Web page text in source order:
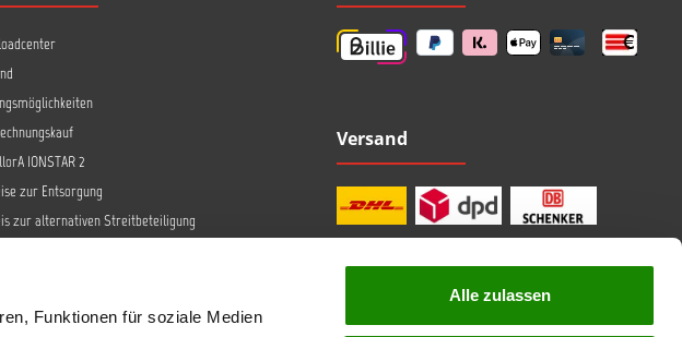
Funktionen für soziale Medien
Alle zulassen
IONSTAR 2
zur Entsorgung
zur alternativen Streitbeteiligung
Versand
professionelle Beratung